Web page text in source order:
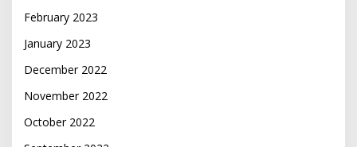
February 2023
January 2023
December 2022
November 2022
October 2022